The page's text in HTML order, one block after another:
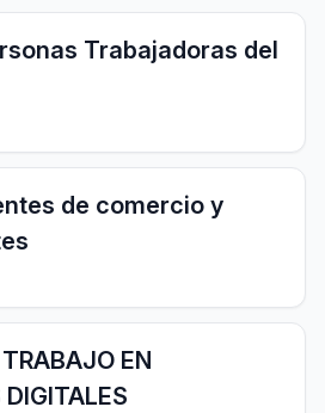
Trabajadoras del
de comercio y
EN